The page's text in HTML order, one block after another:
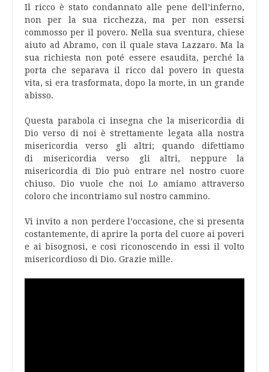
Il ricco è stato condannato alle pene dell’inferno,
non per la sua ricchezza, ma per non essersi
commosso per il povero. Nella sua sventura, chiese
aiuto ad Abramo, con il quale stava Lazzaro. Ma la
sua richiesta non poté essere esaudita, perché la
porta che separava il ricco dal povero in questa
vita, si era trasformata, dopo la morte, in un grande
abisso.
Questa parabola ci insegna che la misericordia di
Dio verso di noi è strettamente legata alla nostra
misericordia verso gli altri; quando difettiamo
di misericordia verso gli altri, neppure la
misericordia di Dio può entrare nel nostro cuore
chiuso. Dio vuole che noi Lo amiamo attraverso
coloro che incontriamo sul nostro cammino.
Vi invito a non perdere l’occasione, che si presenta
costantemente, di aprire la porta del cuore ai poveri
e ai bisognosi, e così riconoscendo in essi il volto
misericordioso di Dio. Grazie mille.